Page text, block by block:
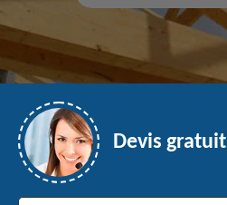
Devis gratuit